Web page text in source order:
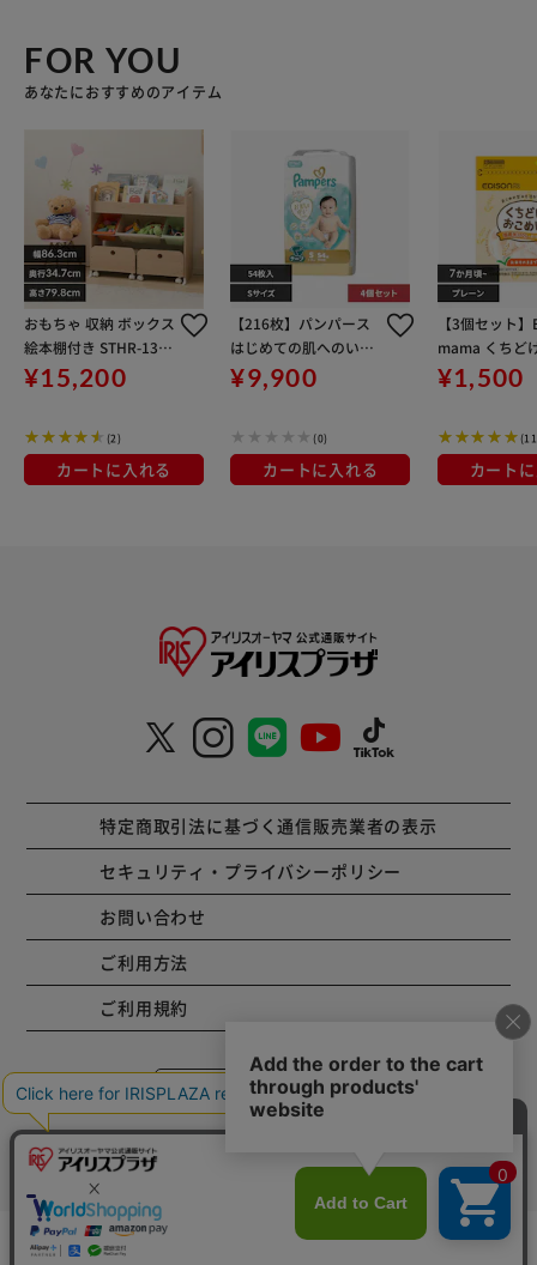
FOR YOU
あなたにおすすめのアイテム
おもちゃ 収納 ボックス
絵本棚付き STHR-13
キャロット
¥15,200
(2)
カートに入れる
【216枚】パンパース
はじめての肌へのいち
ばん スーパージャンボ
Sサイズ 54枚×4個セ
むつ おむつ テープタイ
¥9,900
(0)
カートに入れる
【3個セット
mama くちど
ぼー 25g
JZ430414
¥1,500
カート
特定商取引法に基づく通信販売業者の表示
セキュリティ・プライバシーポリシー
お問い合わせ
ご利用方法
ご利用規約
コーポレートサイト
Copyright © 2001 IRISPLAZA. ALL Rights Reserved.